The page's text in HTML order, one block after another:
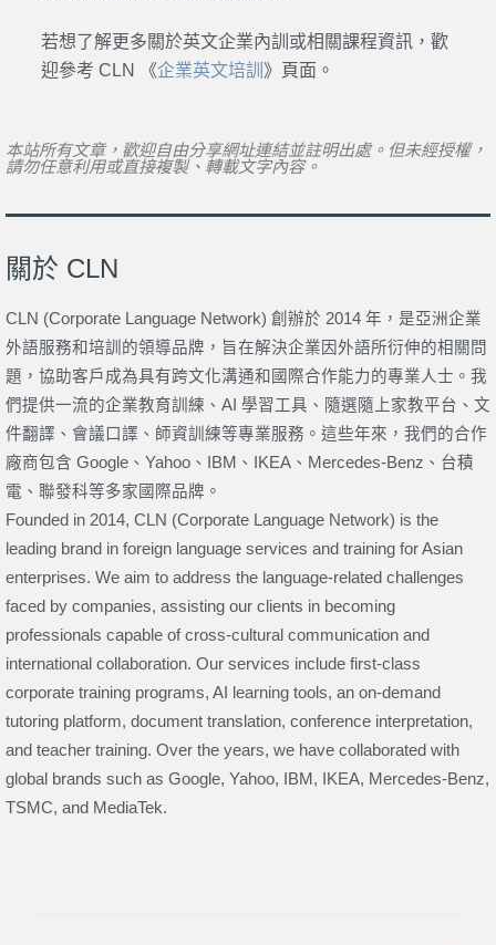
若想了解更多關於英文企業內訓或相關課程資訊，歡
迎參考 CLN 《企業英文培訓 》頁面。
本站所有文章，歡迎自由分享網址連結並註明出處。但未經授權，
請勿任意利用或直接複製、轉載文字內容。
關於 CLN
CLN (Corporate Language Network) 創辦於 2014 年，是亞洲企業
外語服務和培訓的領導品牌，旨在解決企業因外語所衍伸的相關問
題，協助客戶成為具有跨文化溝通和國際合作能力的專業人士。我
們提供一流的企業教育訓練、AI 學習工具、隨選隨上家教平台、文
件翻譯、會議口譯、師資訓練等專業服務。這些年來，我們的合作
廠商包含 Google、Yahoo、IBM、IKEA、Mercedes-Benz、台積
電、聯發科等多家國際品牌。
Founded in 2014, CLN (Corporate Language Network) is the
leading brand in foreign language services and training for Asian
enterprises. We aim to address the language-related challenges
faced by companies, assisting our clients in becoming
professionals capable of cross-cultural communication and
international collaboration. Our services include first-class
corporate training programs, AI learning tools, an on-demand
tutoring platform, document translation, conference interpretation,
and teacher training. Over the years, we have collaborated with
global brands such as Google, Yahoo, IBM, IKEA, Mercedes-Benz,
TSMC, and MediaTek.